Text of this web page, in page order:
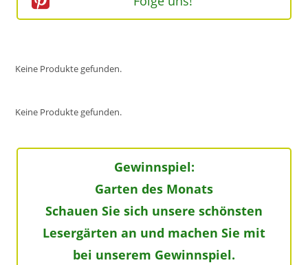
Keine Produkte gefunden.
Keine Produkte gefunden.
Gewinnspiel:
Garten des Monats
Schauen Sie sich unsere schönsten
Lesergärten an und machen Sie mit
bei unserem Gewinnspiel.